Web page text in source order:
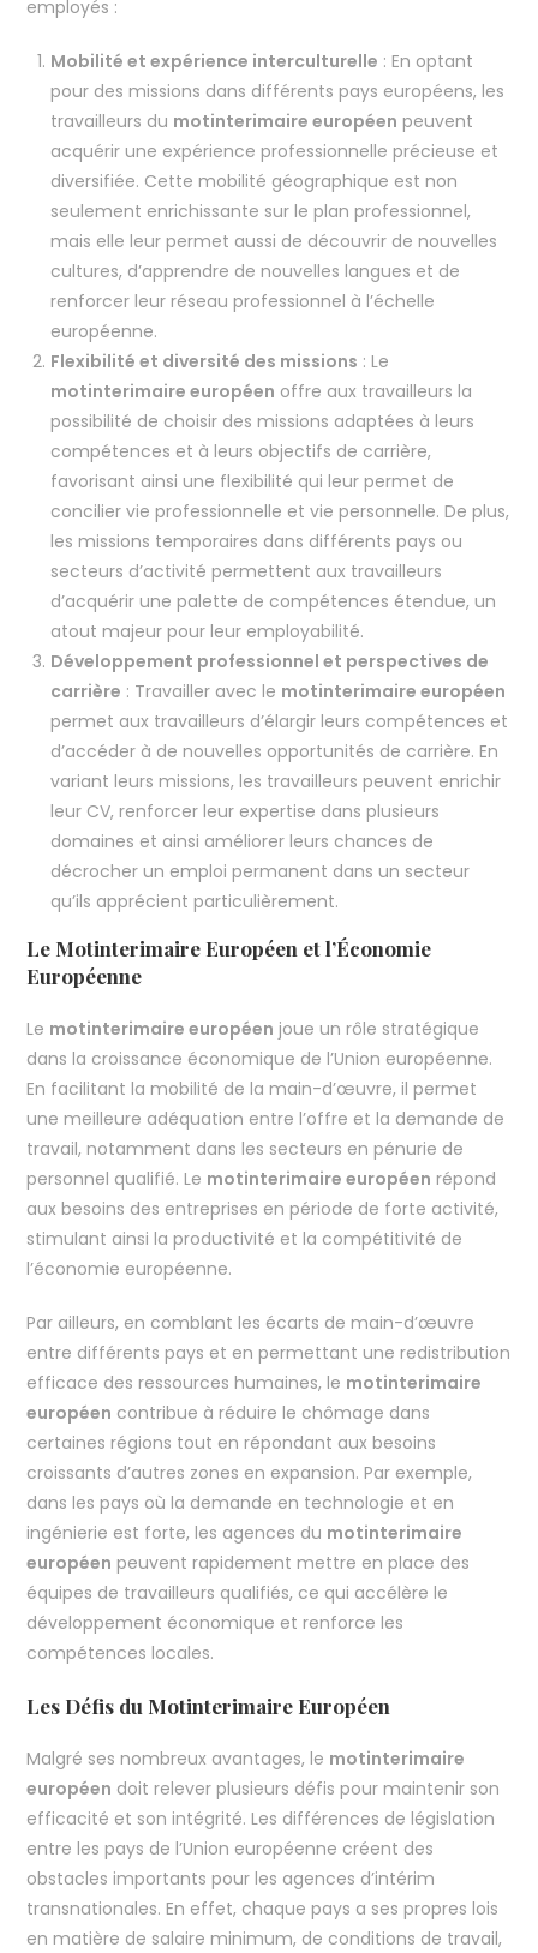
employés :
Mobilité et expérience interculturelle : En optant
pour des missions dans différents pays européens, les
travailleurs du motinterimaire européen peuvent
acquérir une expérience professionnelle précieuse et
diversifiée. Cette mobilité géographique est non
seulement enrichissante sur le plan professionnel,
mais elle leur permet aussi de découvrir de nouvelles
cultures, d’apprendre de nouvelles langues et de
renforcer leur réseau professionnel à l’échelle
européenne.
Flexibilité et diversité des missions : Le
motinterimaire européen offre aux travailleurs la
possibilité de choisir des missions adaptées à leurs
compétences et à leurs objectifs de carrière,
favorisant ainsi une flexibilité qui leur permet de
concilier vie professionnelle et vie personnelle. De plus,
les missions temporaires dans différents pays ou
secteurs d’activité permettent aux travailleurs
d’acquérir une palette de compétences étendue, un
atout majeur pour leur employabilité.
Développement professionnel et perspectives de
carrière : Travailler avec le motinterimaire européen
permet aux travailleurs d’élargir leurs compétences et
d’accéder à de nouvelles opportunités de carrière. En
variant leurs missions, les travailleurs peuvent enrichir
leur CV, renforcer leur expertise dans plusieurs
domaines et ainsi améliorer leurs chances de
décrocher un emploi permanent dans un secteur
qu’ils apprécient particulièrement.
Le Motinterimaire Européen et l’Économie
Européenne
Le motinterimaire européen joue un rôle stratégique
dans la croissance économique de l’Union européenne.
En facilitant la mobilité de la main-d’œuvre, il permet
une meilleure adéquation entre l’offre et la demande de
travail, notamment dans les secteurs en pénurie de
personnel qualifié. Le motinterimaire européen répond
aux besoins des entreprises en période de forte activité,
stimulant ainsi la productivité et la compétitivité de
l’économie européenne.
Par ailleurs, en comblant les écarts de main-d’œuvre
entre différents pays et en permettant une redistribution
efficace des ressources humaines, le motinterimaire
européen contribue à réduire le chômage dans
certaines régions tout en répondant aux besoins
croissants d’autres zones en expansion. Par exemple,
dans les pays où la demande en technologie et en
ingénierie est forte, les agences du motinterimaire
européen peuvent rapidement mettre en place des
équipes de travailleurs qualifiés, ce qui accélère le
développement économique et renforce les
compétences locales.
Les Défis du Motinterimaire Européen
Malgré ses nombreux avantages, le motinterimaire
européen doit relever plusieurs défis pour maintenir son
efficacité et son intégrité. Les différences de législation
entre les pays de l’Union européenne créent des
obstacles importants pour les agences d’intérim
transnationales. En effet, chaque pays a ses propres lois
en matière de salaire minimum, de conditions de travail,